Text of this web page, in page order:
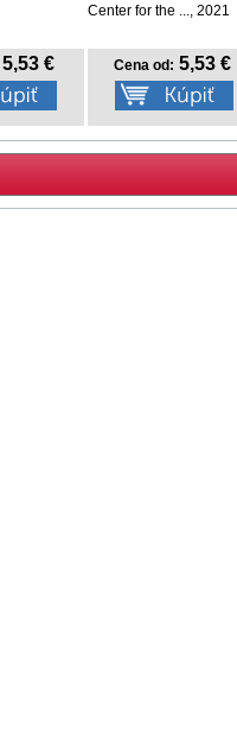
5,53 €
Center for the ..., 2021
Cena od: 5,53 €